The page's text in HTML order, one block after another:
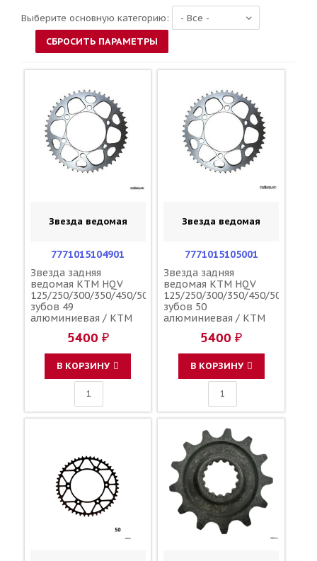
Выберите основную категорию:
Звезда ведомая
7771015104901
Звезда задняя
ведомая KTM HQV
125/250/300/350/450/500
зубов 49
алюминиевая / KTM
5400 ₽
В КОРЗИНУ
Звезда ведомая
7771015105001
Звезда задняя
ведомая KTM HQV
125/250/300/350/450/500
зубов 50
алюминиевая / KTM
5400 ₽
В КОРЗИНУ